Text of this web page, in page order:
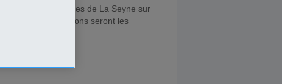
sur les communes de La Seyne sur
Vos missions seront les